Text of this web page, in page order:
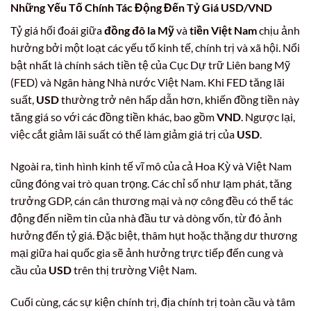
Những Yếu Tố Chính Tác Động Đến Tỷ Giá USD/VND
Tỷ giá hối đoái giữađồng đô la Mỹvàtiền Việt Namchịu ảnh
hưởng bởi một loạt các yếu tố kinh tế, chính trị và xã hội. Nổi
bật nhất là chính sách tiền tệ của Cục Dự trữ Liên bang Mỹ
(FED) và Ngân hàng Nhà nước Việt Nam. Khi FED tăng lãi
suất, USDthường trở nên hấp dẫn hơn, khiến đồng tiền này
tăng giá so với các đồng tiền khác, bao gồmVND. Ngược lại,
việc cắt giảm lãi suất có thể làm giảm giá trị của USD.
Ngoài ra, tình hình kinh tế vĩ mô của cả Hoa Kỳ và Việt Nam
cũng đóng vai trò quan trọng. Các chỉ số như lạm phát, tăng
trưởng GDP, cán cân thương mại và nợ công đều có thể tác
động đến niềm tin của nhà đầu tư và dòng vốn, từ đó ảnh
hưởng đến tỷ giá. Đặc biệt, thâm hụt hoặc thặng dư thương
mại giữa hai quốc gia sẽ ảnh hưởng trực tiếp đến cung và
cầu của USDtrên thị trường Việt Nam.
Cuối cùng, các sự kiện chính trị, địa chính trị toàn cầu và tâm